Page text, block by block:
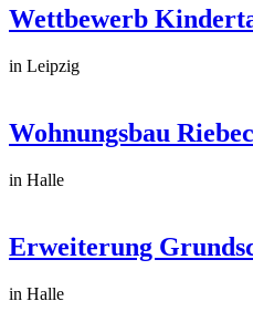
Wettbewerb
in Leipzig
Wohnungsbau
in Halle
Erweiterung
in Halle